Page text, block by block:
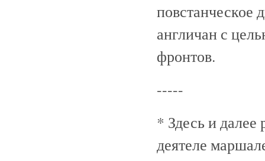
повстанческое
англичан с
фронтов.
-----
* Здесь и далее
деятеле